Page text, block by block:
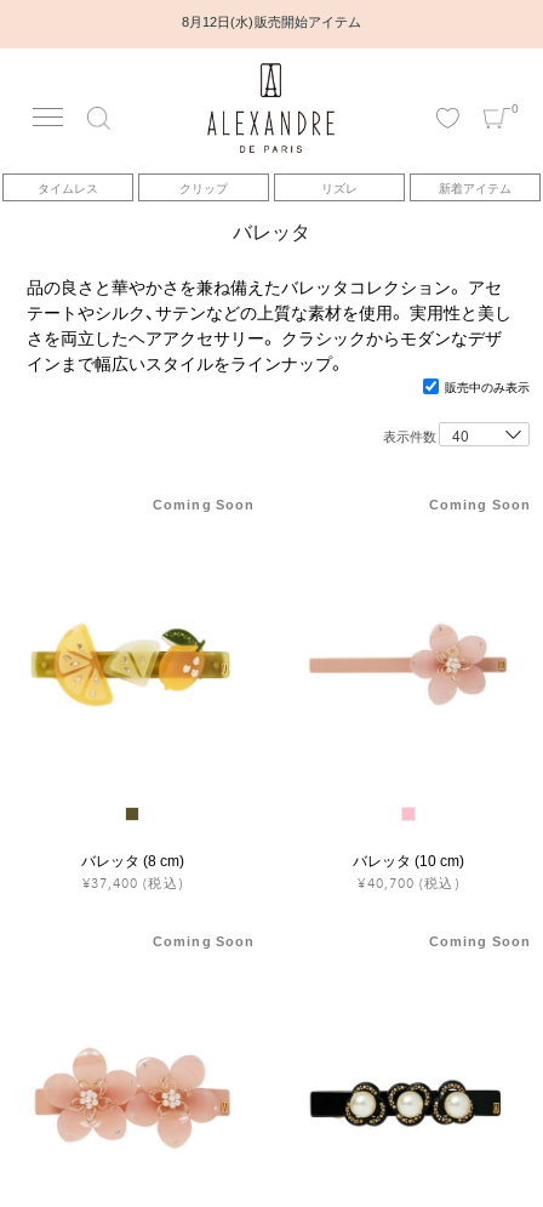
8月12日(水) 販売開始アイテム
0
タイムレス クリップ リズレ 新着アイテム
アカウント
アイテム
ベストセラー
コレクション
クラフトマンシップ
ストア
お修理について
バレッタ
品の良さと華やかさを兼ね備えたバレッタコレクション。 アセ
テートやシルク、サテンなどの上質な素材を使用。 実用性と美し
さを両立したヘアアクセサリー。 クラシックからモダンなデザ
インまで幅広いスタイルをラインナップ。
販売中のみ表示
表示件数
Coming Soon
バレッタ (8 cm)
¥37,400 (税込)
Coming Soon
バレッタ (10 cm)
¥40,700 (税込)
Coming Soon Coming Soon